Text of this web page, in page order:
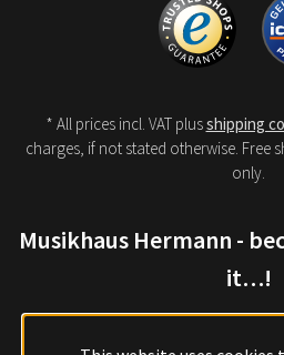
* All prices incl. VAT plusshipping
charges, if not stated otherwise. Free
only.
Musikhaus Hermann -
it…!